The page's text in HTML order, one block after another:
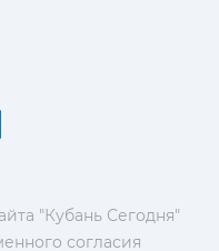
"Кубань Сегодня"
согласия